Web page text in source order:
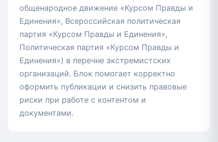
общенародное движение «Курсом Правды и
Единения», Всероссийская политическая
партия «Курсом Правды и Единения»,
Политическая партия «Курсом Правды и
Единения») в перечне экстремистских
организаций. Блок помогает корректно
оформить публикации и снизить правовые
риски при работе с контентом и
документами.